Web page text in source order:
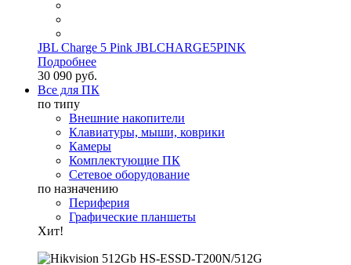
JBL Charge 5 Pink JBLCHARGE5PINK
Подробнее
30 090 руб.
Все для ПК
по типу
Внешние накопители
Клавиатуры, мыши, коврики
Камеры
Комплектующие ПК
Сетевое оборудование
по назначению
Периферия
Графические планшеты
Хит!